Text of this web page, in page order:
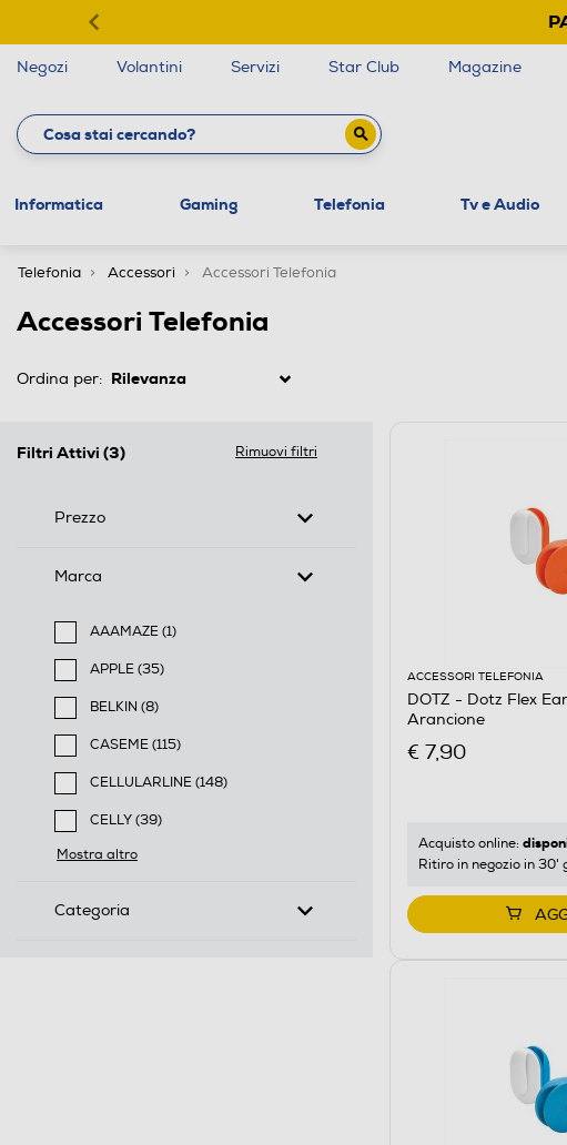
Negozi Volantini Servizi Star Club Magazine
Informatica Gaming Telefonia Tv e Audio
Telefonia Accessori Accessori Telefonia
Accessori Telefonia
Ordina per:
Filtri Attivi (3) Rimuovi filtri
Prezzo
Marca
AAAMAZE (1)
Filtra per Marca: AAAMAZE
APPLE (35)
Filtra per Marca: APPLE
BELKIN (8)
Filtra per Marca: BELKIN
CASEME (115)
Filtra per Marca: CASEME
CELLULARLINE (148)
Filtra per Marca: CELLULARLINE
CELLY (39)
Filtra per Marca: CELLY
Mostra altro
Categoria
ACCESSORI TELEFONIA
DOTZ - Dotz Flex
Arancione
€ 7,90
Acquisto online:
Ritiro in negozio in 30'